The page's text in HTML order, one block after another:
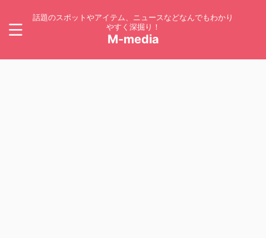
話題のスポットやアイテム、ニュースなどなんでもわかり
やすく深掘り！
M-media